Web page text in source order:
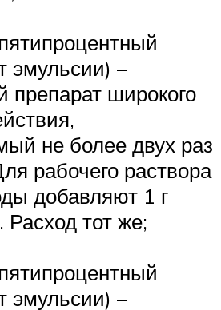
эмульсии) –
препарат широкого
не более двух раз
рабочего раствора
добавляют 1 г
Расход тот же;
эмульсии) –